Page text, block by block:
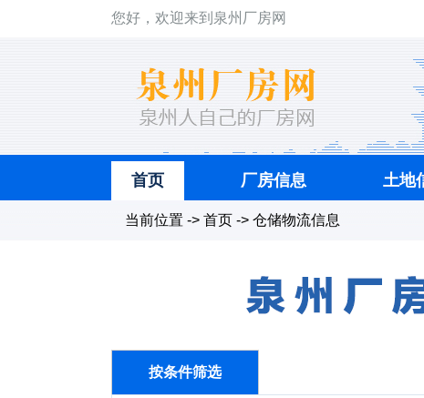
您好，欢迎来到泉州厂房网
首页 厂房信息 土地
当前位置 -> 首页 -> 仓储物流信息
按条件筛选